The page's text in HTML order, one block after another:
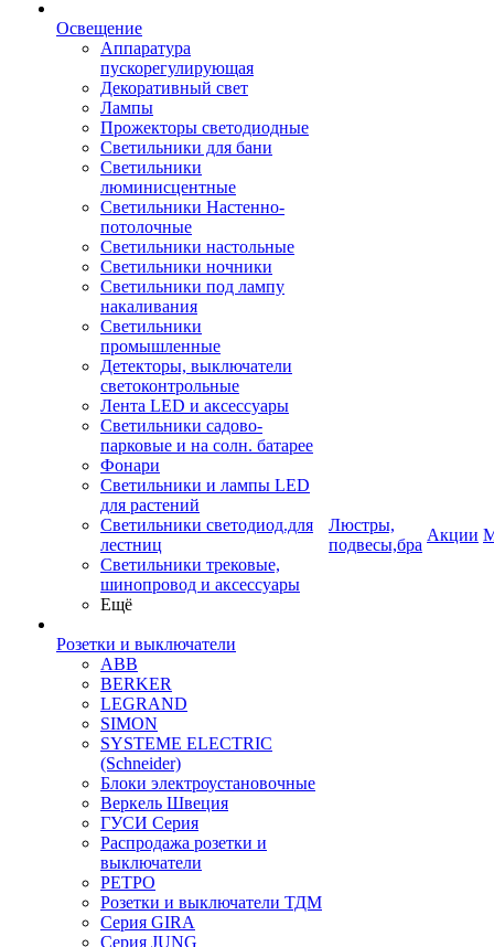
Освещение
Аппаратура
пускорегулирующая
Декоративный свет
Лампы
Прожекторы светодиодные
Светильники для бани
Светильники
люминисцентные
Светильники Настенно-
потолочные
Светильники настольные
Светильники ночники
Светильники под лампу
накаливания
Светильники
промышленные
Детекторы, выключатели
светоконтрольные
Лента LED и аксессуары
Светильники садово-
парковые и на солн. батарее
Фонари
Светильники и лампы LED
для растений
Светильники светодиод.для
лестниц
Светильники трековые,
шинопровод и аксессуары
Ещё
Розетки и выключатели
ABB
BERKER
LEGRAND
SIMON
SYSTEME ELECTRIC
(Schneider)
Блоки электроустановочные
Веркель Швеция
ГУСИ Серия
Распродажа розетки и
выключатели
РЕТРО
Розетки и выключатели ТДМ
Серия GIRA
Серия JUNG
Люстры,
подвесы,бра
Акции